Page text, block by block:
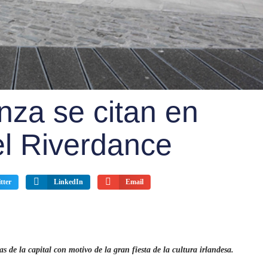
se citan en
Riverdance
LinkedIn Email
de la capital con motivo de la gran fiesta de la cultura irlandesa.